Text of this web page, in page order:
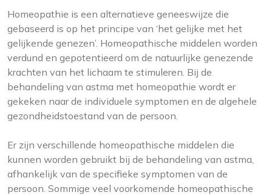
Homeopathie is een alternatieve geneeswijze die
gebaseerd is op het principe van ‘het gelijke met het
gelijkende genezen’. Homeopathische middelen worden
verdund en gepotentieerd om de natuurlijke genezende
krachten van het lichaam te stimuleren. Bij de
behandeling van astma met homeopathie wordt er
gekeken naar de individuele symptomen en de algehele
gezondheidstoestand van de persoon.
Er zijn verschillende homeopathische middelen die
kunnen worden gebruikt bij de behandeling van astma,
afhankelijk van de specifieke symptomen van de
persoon. Sommige veel voorkomende homeopathische